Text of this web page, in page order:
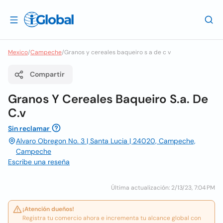
Mexico/Campeche/Granos y cereales baqueiro s a de c v
Compartir
Granos Y Cereales Baqueiro S.a. De
C.v
Sin reclamar
Alvaro Obregon No. 3 | Santa Lucia | 24020, Campeche,
Campeche
Escribe una reseña
Última actualización: 2/13/23, 7:04 PM
¡Atención dueños!
Registra tu comercio ahora e incrementa tu alcance global con